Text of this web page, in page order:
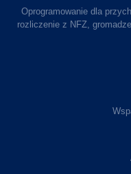
Oprogramowanie dla
rozliczenie z NFZ,